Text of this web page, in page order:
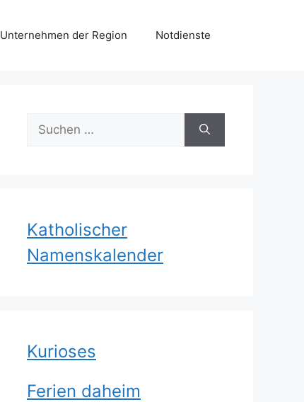
Unternehmen der Region Notdienste
Suchen
nach:
Katholischer
Namenskalender
Kurioses
Ferien daheim